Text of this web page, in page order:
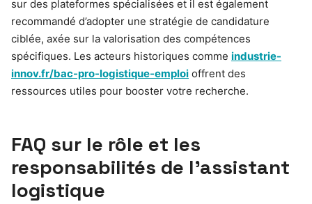
sur des plateformes spécialisées et il est également
recommandé d’adopter une stratégie de candidature
ciblée, axée sur la valorisation des compétences
spécifiques. Les acteurs historiques comme industrie-
innov.fr/bac-pro-logistique-emploi offrent des
ressources utiles pour booster votre recherche.
FAQ sur le rôle et les
responsabilités de l’assistant
logistique